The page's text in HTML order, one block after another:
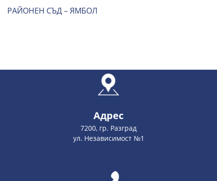
РАЙОНЕН СЪД – ЯМБОЛ
Адрес
7200, гр. Разград
ул. Независимост №1